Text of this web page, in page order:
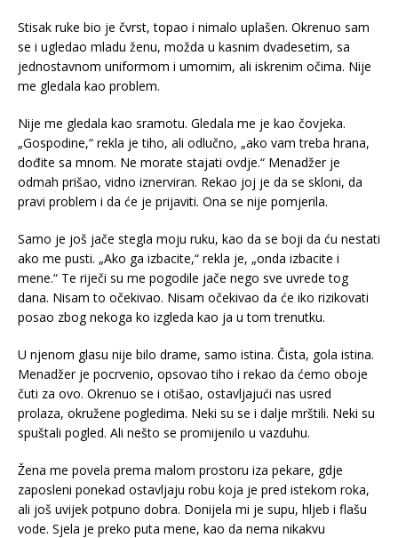
Stisak ruke bio je čvrst, topao i nimalo uplašen. Okrenuo sam
se i ugledao mladu ženu, možda u kasnim dvadesetim, sa
jednostavnom uniformom i umornim, ali iskrenim očima. Nije
me gledala kao problem.
Nije me gledala kao sramotu. Gledala me je kao čovjeka.
„Gospodine,“ rekla je tiho, ali odlučno, „ako vam treba hrana,
dođite sa mnom. Ne morate stajati ovdje.“ Menadžer je
odmah prišao, vidno iznerviran. Rekao joj je da se skloni, da
pravi problem i da će je prijaviti. Ona se nije pomjerila.
Samo je još jače stegla moju ruku, kao da se boji da ću nestati
ako me pusti. „Ako ga izbacite,“ rekla je, „onda izbacite i
mene.“ Te riječi su me pogodile jače nego sve uvrede tog
dana. Nisam to očekivao. Nisam očekivao da će iko rizikovati
posao zbog nekoga ko izgleda kao ja u tom trenutku.
U njenom glasu nije bilo drame, samo istina. Čista, gola istina.
Menadžer je pocrvenio, opsovao tiho i rekao da ćemo oboje
čuti za ovo. Okrenuo se i otišao, ostavljajući nas usred
prolaza, okružene pogledima. Neki su se i dalje mrštili. Neki su
spuštali pogled. Ali nešto se promijenilo u vazduhu.
Žena me povela prema malom prostoru iza pekare, gdje
zaposleni ponekad ostavljaju robu koja je pred istekom roka,
ali još uvijek potpuno dobra. Donijela mi je supu, hljeb i flašu
vode. Sjela je preko puta mene, kao da nema nikakvu